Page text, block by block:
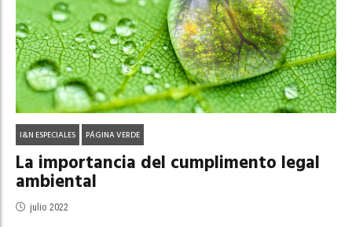
I&N ESPECIALES PÁGINA VERDE
La importancia del cumplimento legal
ambiental
julio 2022